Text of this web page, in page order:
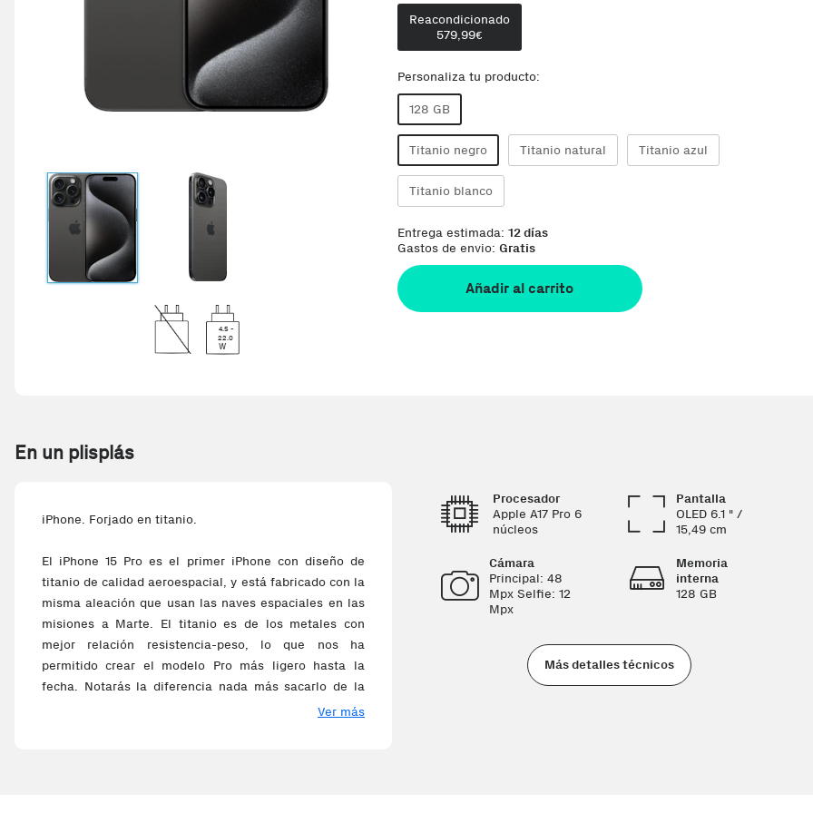
4.5 -
22.0
W
Reacondicionado
579,99€
Personaliza tu producto:
128 GB
Titanio negro Titanio natural Titanio azul
Titanio blanco
Entrega estimada: 12 días
Gastos de envio: Gratis
Añadir al carrito
En un plisplás
iPhone. Forjado en titanio.
El iPhone 15 Pro es el primer iPhone con diseño de
titanio de calidad aeroespacial, y está fabricado con la
misma aleación que usan las naves espaciales en las
misiones a Marte. El titanio es de los metales con
mejor relación resistencia-peso, lo que nos ha
permitido crear el modelo Pro más ligero hasta la
fecha. Notarás la diferencia nada más sacarlo de la
Ver más
Procesador
Apple A17 Pro 6
núcleos
Pantalla
OLED 6.1 " /
15,49 cm
Cámara
Principal: 48
Mpx Selfie: 12
Mpx
Memoria
interna
128 GB
Más detalles técnicos